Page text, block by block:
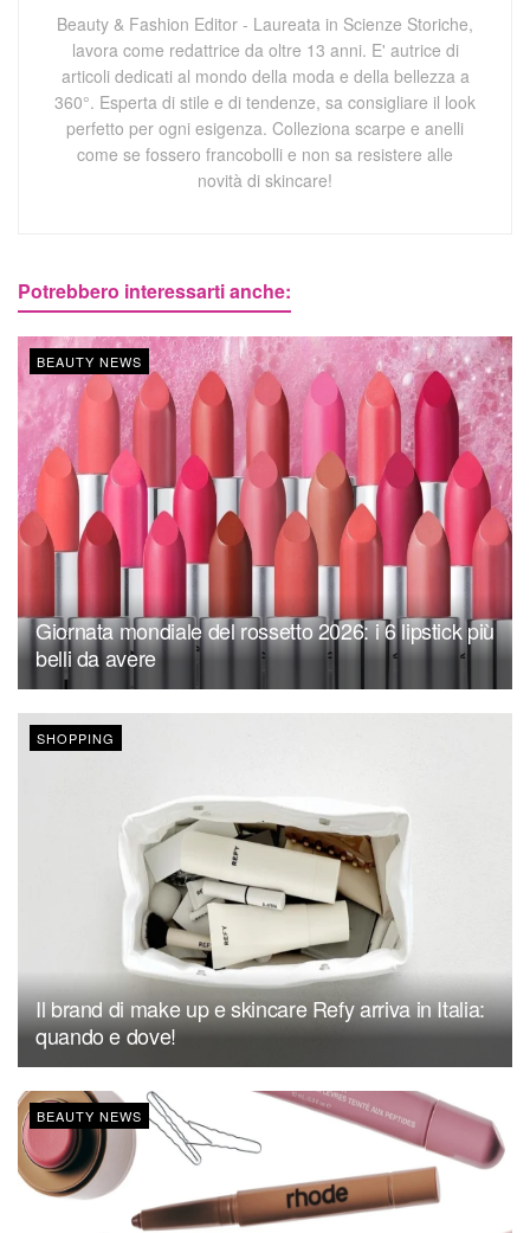
Beauty & Fashion Editor - Laureata in Scienze Storiche,
lavora come redattrice da oltre 13 anni. E' autrice di
articoli dedicati al mondo della moda e della bellezza a
360°. Esperta di stile e di tendenze, sa consigliare il look
perfetto per ogni esigenza. Colleziona scarpe e anelli
come se fossero francobolli e non sa resistere alle
novità di skincare!
Potrebbero interessarti anche:
BEAUTY NEWS
Giornata mondiale del rossetto 2026: i 6 lipstick più
belli da avere
SHOPPING
Il brand di make up e skincare Refy arriva in Italia:
quando e dove!
BEAUTY NEWS